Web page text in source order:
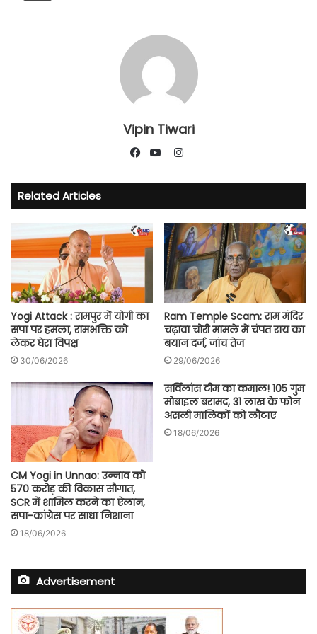
Vipin Tiwari
Instagram
Related Articles
Yogi Attack : रामपुर में योगी का
सपा पर हमला, रामभक्ति को
लेकर घेरा विपक्ष
30/06/2026
Ram Temple Scam: राम मंदिर
चढ़ावा चोरी मामले में चंपत राय का
बयान दर्ज, जांच तेज
29/06/2026
CM Yogi in Unnao: उन्नाव को
570 करोड़ की विकास सौगात,
SCR में शामिल करने का ऐलान,
सपा-कांग्रेस पर साधा निशाना
18/06/2026
सर्विलांस टीम का कमाल! 105 गुम
मोबाइल बरामद, 31 लाख के फोन
असली मालिकों को लौटाए
18/06/2026
Advertisement